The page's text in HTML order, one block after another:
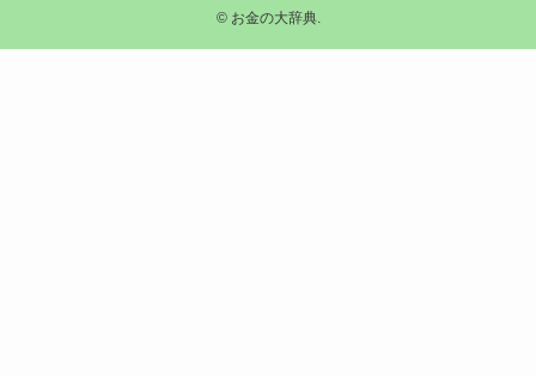
©お金の大辞典.